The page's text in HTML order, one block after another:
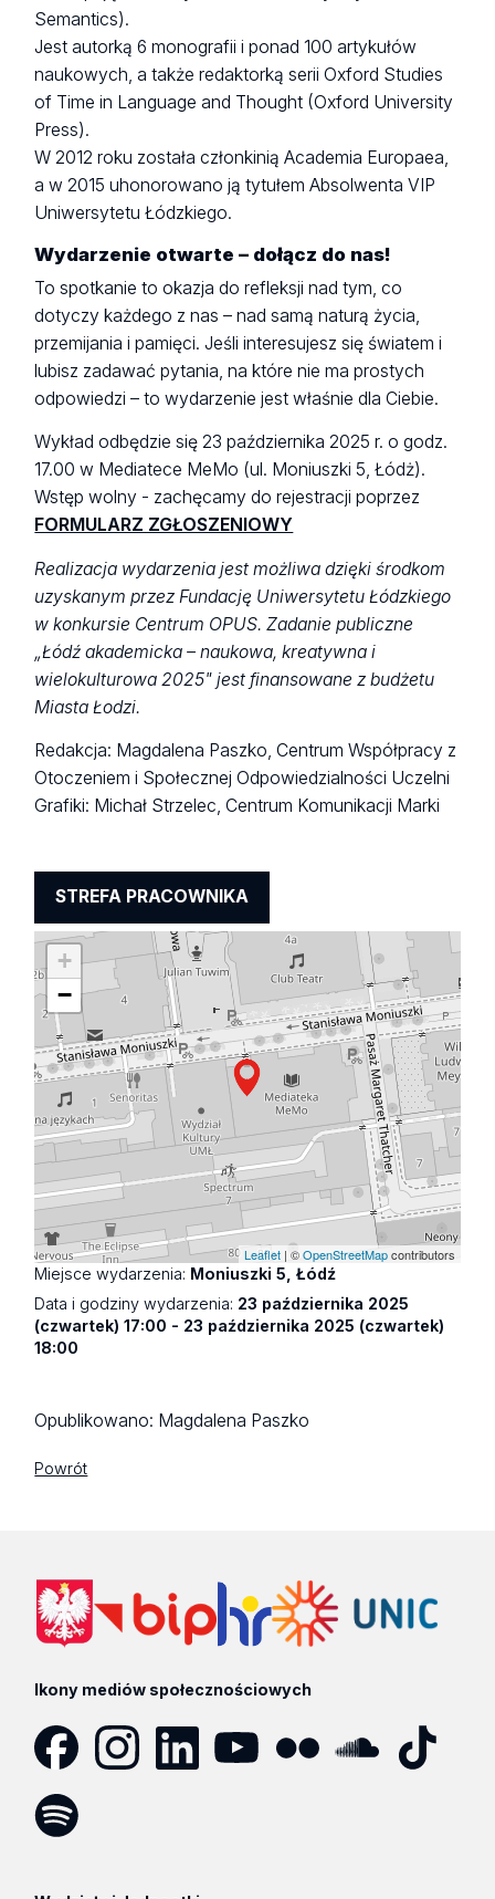
Semantics).
Jest autorką 6 monografii i ponad 100 artykułów
naukowych, a także redaktorką serii Oxford Studies
of Time in Language and Thought (Oxford University
Press).
W 2012 roku została członkinią Academia Europaea,
a w 2015 uhonorowano ją tytułem Absolwenta VIP
Uniwersytetu Łódzkiego.
Wydarzenie otwarte – dołącz do nas!
To spotkanie to okazja do refleksji nad tym, co
dotyczy każdego z nas – nad samą naturą życia,
przemijania i pamięci. Jeśli interesujesz się światem i
lubisz zadawać pytania, na które nie ma prostych
odpowiedzi – to wydarzenie jest właśnie dla Ciebie.
Wykład odbędzie się 23 października 2025 r. o godz.
17.00 w Mediatece MeMo (ul. Moniuszki 5, Łódż).
Wstęp wolny - zachęcamy do rejestracji poprzez
FORMULARZ ZGŁOSZENIOWY
Realizacja wydarzenia jest możliwa dzięki środkom
uzyskanym przez Fundację Uniwersytetu Łódzkiego
w konkursie Centrum OPUS. Zadanie publiczne
„Łódź akademicka – naukowa, kreatywna i
wielokulturowa 2025" jest finansowane z budżetu
Miasta Łodzi.
Redakcja: Magdalena Paszko, Centrum Współpracy z
Otoczeniem i Społecznej Odpowiedzialności Uczelni
Grafiki: Michał Strzelec, Centrum Komunikacji Marki
STREFA PRACOWNIKA
+
−
Leaflet| ©OpenStreetMapcontributors
Miejsce wydarzenia: Moniuszki 5, Łódź
Data i godziny wydarzenia: 23 października 2025
(czwartek) 17:00 - 23 października 2025 (czwartek)
18:00
Opublikowano: Magdalena Paszko
Powrót
Ikony mediów społecznościowych